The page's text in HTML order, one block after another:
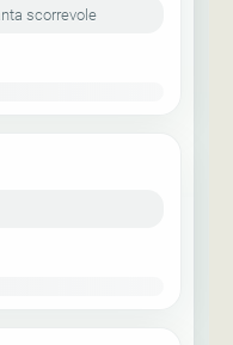
scorrevole